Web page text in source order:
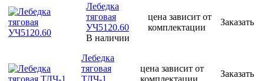
Лебедка
тяговая
УЧ5120.60
В наличии
цена зависит от
комплектации
Заказать
Лебедка
тяговая
ТЛЧ-1
цена зависит от
комплектации
Заказать